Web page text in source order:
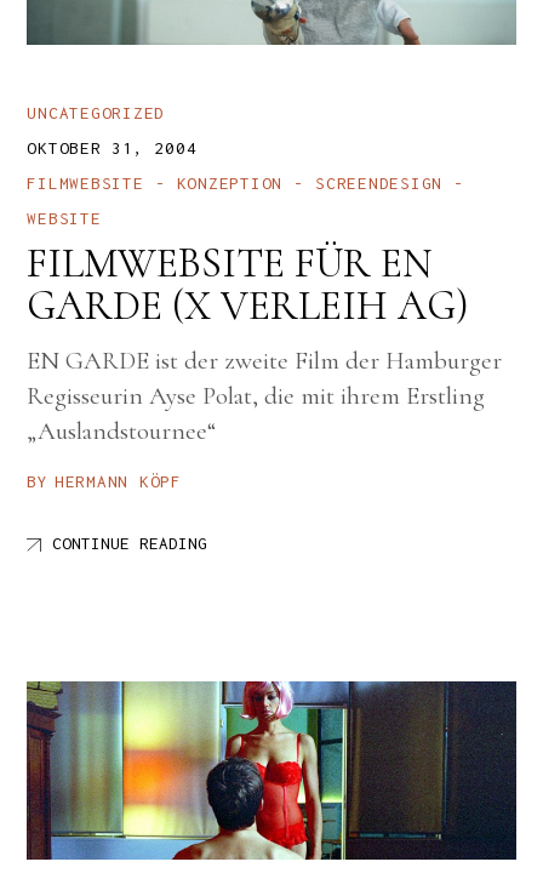
UNCATEGORIZED
OKTOBER 31, 2004
FILMWEBSITE
KONZEPTION
SCREENDESIGN
WEBSITE
FILMWEBSITE FÜR EN
GARDE (X VERLEIH AG)
EN GARDE ist der zweite Film der Hamburger
Regisseurin Ayse Polat, die mit ihrem Erstling
„Auslandstournee“
CONTINUE READING
BY HERMANN KÖPF